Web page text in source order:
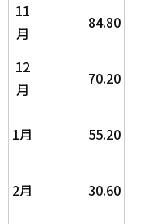
11
月
84.80
12
月
70.20
1月 55.20
2月 30.60